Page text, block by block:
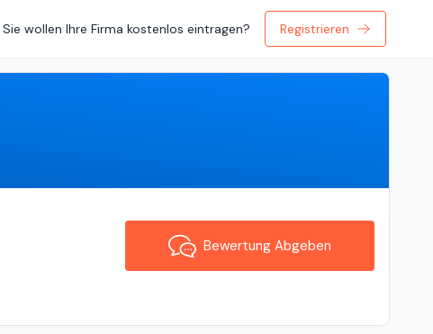
Sie wollen Ihre Firma kostenlos eintragen? Registrieren
Bewertung Abgeben